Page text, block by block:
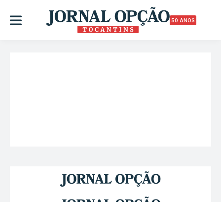
50 ANOS